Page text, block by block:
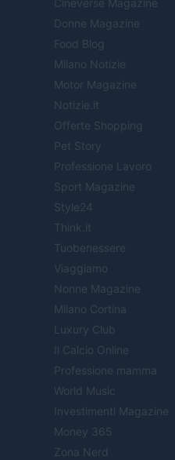
Cineverse Magazine
Donne Magazine
Food Blog
Milano Notizie
Motor Magazine
Notizie.it
Offerte Shopping
Pet Story
Professione Lavoro
Sport Magazine
Style24
Think.it
Tuobenessere
Viaggiamo
Nonne Magazine
Milano Cortina
Luxury Club
Il Calcio Online
Professione mamma
World Music
Investimenti Magazine
Money 365
Zona Nerd